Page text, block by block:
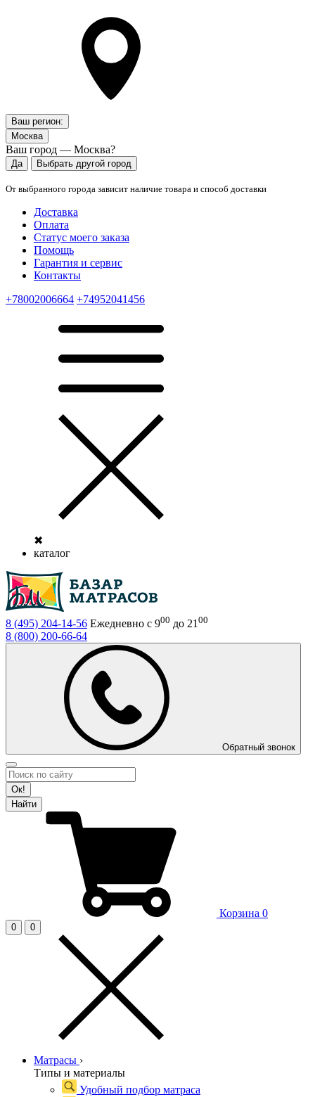
Ваш регион:
Москва
Ваш город — Москва?
Да Выбрать другой город
От выбранного города зависит наличие товара и способ доставки
Доставка
Оплата
Статус моего заказа
Помощь
Гарантия и сервис
Контакты
+78002006664 +74952041456
✖
каталог
8 (495) 204-14-56 Ежедневно с 900 до 21 00
8 (800) 200-66-64
Обратный звонок
Ок!
Найти
Корзина 0
0 0
Матрасы ›
Типы и материалы
Удобный подбор матраса